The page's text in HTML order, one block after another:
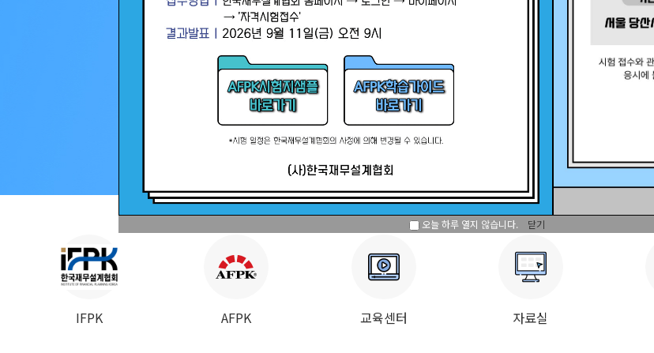
홍보센터
공지사항
보도자료
시험지샘플
인증
자격인증 안내
자격갱신 안내
계속교육 안내
오늘 하루 열지 않습니다. 닫기
IFPK AFPK 교육센터 자료실